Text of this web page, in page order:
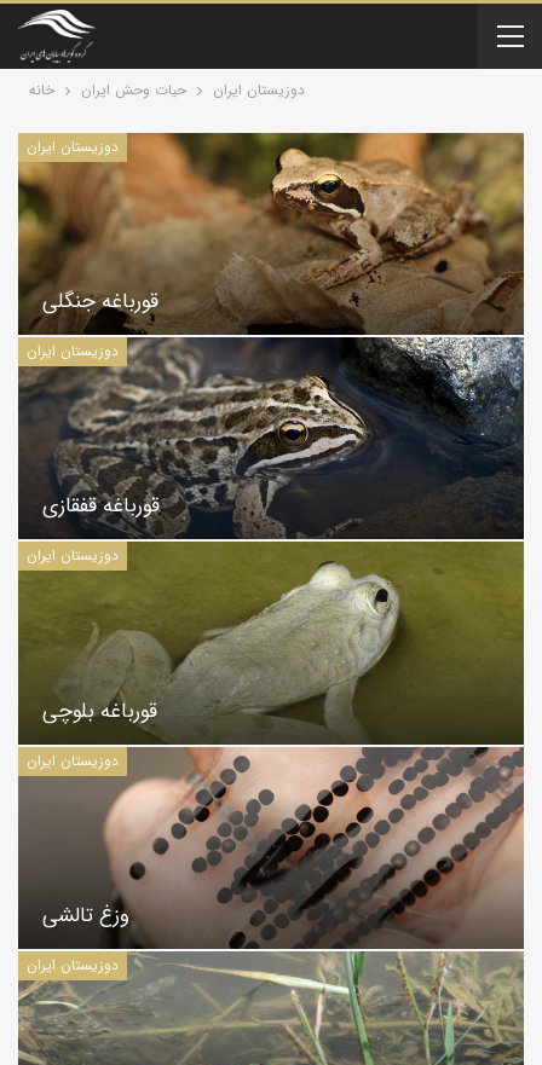
خانه حیات وحش ایران دوزیستان ایران
دوزیستان ایران
قورباغه جنگلی
دوزیستان ایران
قورباغه قفقازی
دوزیستان ایران
قورباغه بلوچی
دوزیستان ایران
وزغ تالشی
دوزیستان ایران